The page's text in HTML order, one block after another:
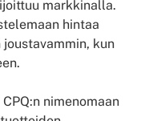
markkinalla.
hintaa
kun
nimenomaan